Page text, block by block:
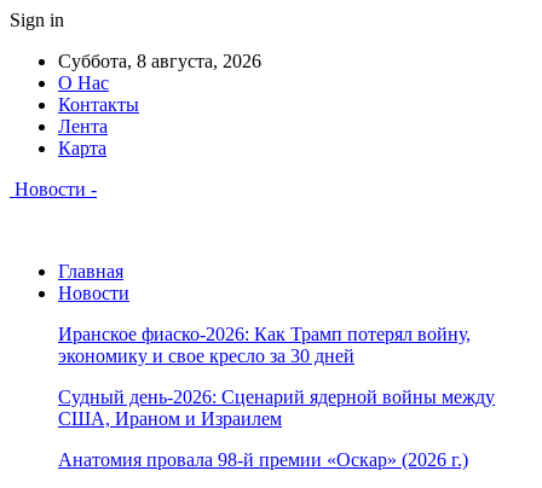
Sign in
Суббота, 8 августа, 2026
О Нас
Контакты
Лента
Карта
Новости -
Главная
Новости
Иранское фиаско-2026: Как Трамп потерял войну,
экономику и свое кресло за 30 дней
Судный день-2026: Сценарий ядерной войны между
США, Ираном и Израилем
Анатомия провала 98-й премии «Оскар» (2026 г.)